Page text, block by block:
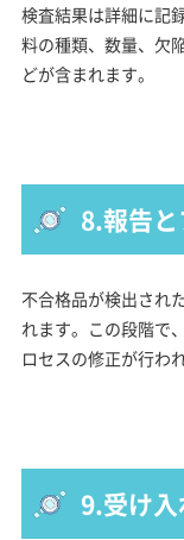
検査結果は詳細に記
料の種類、数量、欠
どが含まれます。
8.報告
不合格品が検出され
れます。この段階で
ロセスの修正が行わ
9.受け